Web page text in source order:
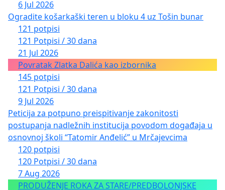
6 Jul 2026
Ogradite košarkaški teren u bloku 4 uz Tošin bunar
121 potpisi
121 Potpisi / 30 dana
21 Jul 2026
Povratak Zlatka Dalića kao izbornika
145 potpisi
121 Potpisi / 30 dana
9 Jul 2026
Peticija za potpuno preispitivanje zakonitosti
postupanja nadležnih institucija povodom događaja u
osnovnoj školi “Tatomir Anđelić” u Mrčajevcima
120 potpisi
120 Potpisi / 30 dana
7 Aug 2026
PRODUŽENJE ROKA ZA STARE/PREDBOLONJSKE